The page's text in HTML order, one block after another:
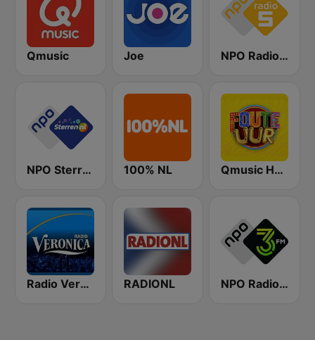
Qmusic Joe NPO Radio 5
NPO Sterren 100% NL Qmusic Het Foute Uur
Radio Veronica RADIONL NPO Radio 3FM